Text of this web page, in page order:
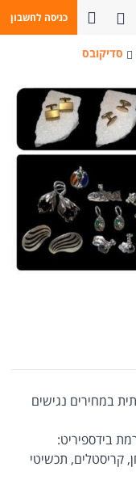
כניסה לחשבון
פתח חיפושחייגו אלינו
סדיקובס
איכותית במחירים נגישים
בידספיריט:
קריסטלים, תכשיטי